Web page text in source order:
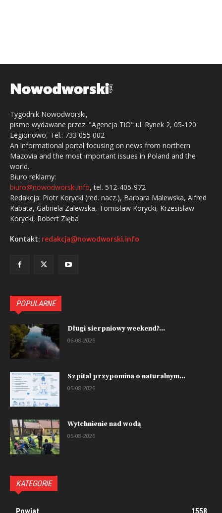
Tygodnik Nowodworski,
pismo wydawane przez: "Agencja TiO" ul. Rynek 2, 05-120
Legionowo, Tel.: 733 055 002
An informational portal focusing on news from northern
Mazovia and the most important issues in Poland and the
world.
Biuro reklamy:
biuro@nowodworski.info, tel. 512-405-972
Redakcja: Piotr Korycki (red. nacz.), Barbara Malewska, Alfred
Kabata, Gabriela Zalewska, Tomisław Korycki, Krzesisław
Korycki, Robert Zięba
Kontakt: redakcja@nowodworski.info
POPULARNE
Długi sierpniowy weekend?...
06-08-2026
Szpital przypomina o naturalnym...
05-08-2026
Wytchnienie nad wodą
05-08-2026
KATEGORIE